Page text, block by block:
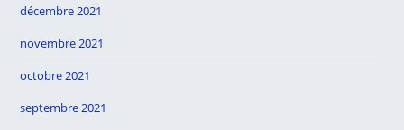
décembre 2021
novembre 2021
octobre 2021
septembre 2021